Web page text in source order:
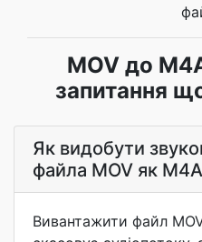
MOV до
запитання
Як видобути
файла MOV як
Вивантажити файл